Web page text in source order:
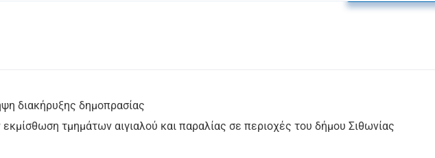
διακήρυξης δημοπρασίας
εκμίσθωση τμημάτων αιγιαλού και παραλίας σε περιοχές του δήμου Σιθωνίας